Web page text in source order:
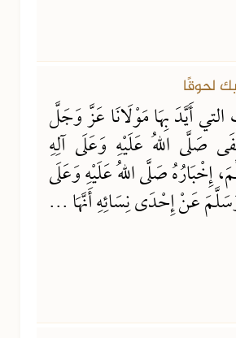
أَيَّدَ بِهَا مَوْلَانَا عَزَّ وَجَلَّ
صَلَّى اللهُ عَلَيْهِ وَعَلَى آلِهِ
صَلَّى اللهُ عَلَيْهِ وَعَلَى
عَنْ إِحْدَى نِسَائِهِ أَنَّهَا ...